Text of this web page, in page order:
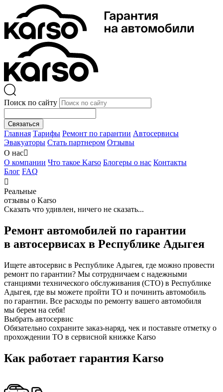
Поиск по сайту
Связаться
Главная Тарифы Ремонт по гарантии Автосервисы
Эвакуаторы Стать партнером Отзывы
О нас
О компании Что такое Karso Блогеры о нас Контакты
Блог FAQ

Реальные
отзывы о Karso
Сказать что удивлен, ничего не сказать...
Ремонт автомобилей по гарантии
в автосервисах в Республике Адыгея
Ищете автосервис в Республике Адыгея, где можно провести
ремонт по гарантии? Мы сотрудничаем с надежными
станциями технического обслуживания (СТО) в Республике
Адыгея, где вы можете пройти ТО и починить автомобиль
по гарантии. Все расходы по ремонту вашего автомобиля
мы берем на себя!
Выбрать автосервис
Обязательно сохраните заказ-наряд, чек и поставьте отметку о
прохождении ТО в сервисной книжке Karso
Как работает гарантия Karso